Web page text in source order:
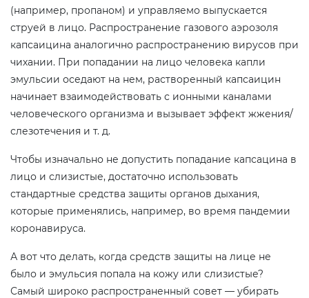
(например, пропаном) и управляемо выпускается
струей в лицо. Распространение газового аэрозоля
капсаицина аналогично распространению вирусов при
чихании. При попадании на лицо человека капли
эмульсии оседают на нем, растворенный капсаицин
начинает взаимодействовать с ионными каналами
человеческого организма и вызывает эффект жжения/
слезотечения и т. д.
Чтобы изначально не допустить попадание капсацина в
лицо и слизистые, достаточно использовать
стандартные средства защиты органов дыхания,
которые применялись, например, во время пандемии
коронавируса.
А вот что делать, когда средств защиты на лице не
было и эмульсия попала на кожу или слизистые?
Самый широко распространенный совет — убирать